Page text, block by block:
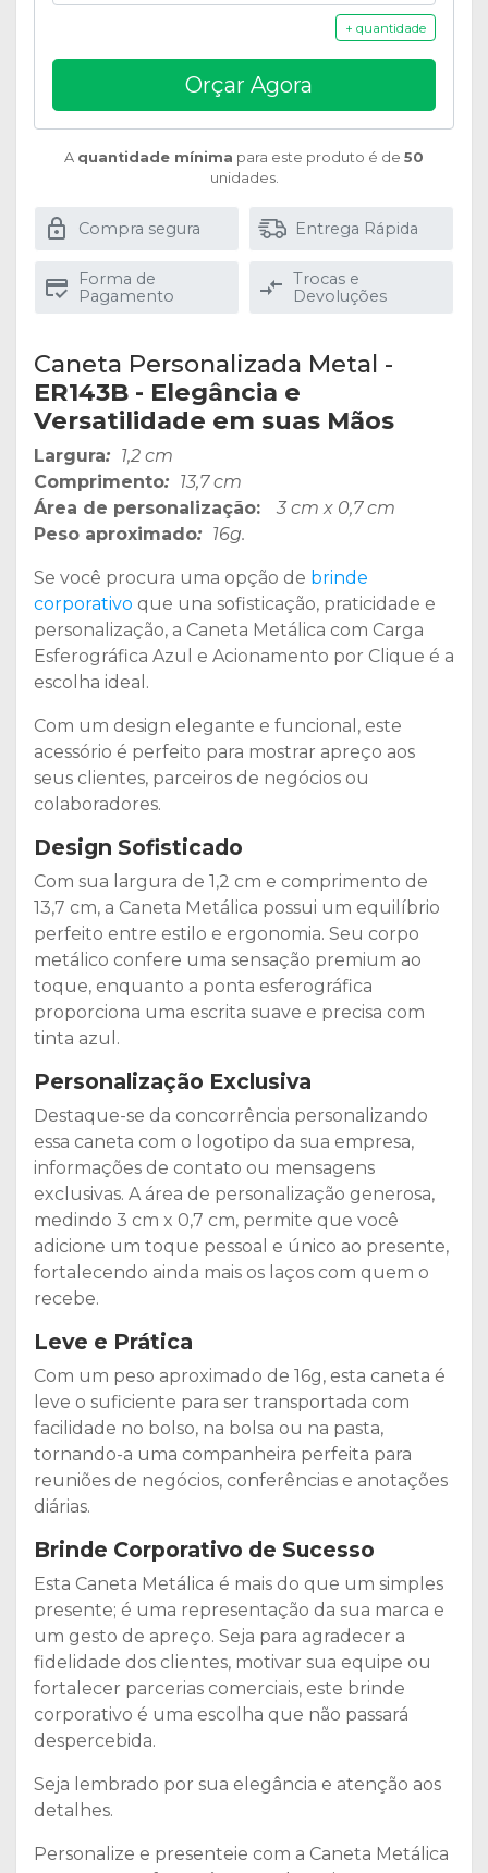
+ quantidade
Orçar Agora
A quantidade mínima para este produto é de 50
unidades.
Compra segura Entrega Rápida
Forma de
Pagamento
Trocas e
Devoluções
Caneta Personalizada Metal -
ER143B - Elegância e
Versatilidade em suas Mãos
Largura: 1,2 cm
Comprimento: 13,7 cm
Área de personalização:
3 cm x 0,7 cm
Peso aproximado: 16g.
Se você procura uma opção de brinde
corporativo que una sofisticação, praticidade e
personalização, a Caneta Metálica com Carga
Esferográfica Azul e Acionamento por Clique é a
escolha ideal.
Com um design elegante e funcional, este
acessório é perfeito para mostrar apreço aos
seus clientes, parceiros de negócios ou
colaboradores.
Design Sofisticado
Com sua largura de 1,2 cm e comprimento de
13,7 cm, a Caneta Metálica possui um equilíbrio
perfeito entre estilo e ergonomia. Seu corpo
metálico confere uma sensação premium ao
toque, enquanto a ponta esferográfica
proporciona uma escrita suave e precisa com
tinta azul.
Personalização Exclusiva
Destaque-se da concorrência personalizando
essa caneta com o logotipo da sua empresa,
informações de contato ou mensagens
exclusivas. A área de personalização generosa,
medindo 3 cm x 0,7 cm, permite que você
adicione um toque pessoal e único ao presente,
fortalecendo ainda mais os laços com quem o
recebe.
Leve e Prática
Com um peso aproximado de 16g, esta caneta é
leve o suficiente para ser transportada com
facilidade no bolso, na bolsa ou na pasta,
tornando-a uma companheira perfeita para
reuniões de negócios, conferências e anotações
diárias.
Brinde Corporativo de Sucesso
Esta Caneta Metálica é mais do que um simples
presente; é uma representação da sua marca e
um gesto de apreço. Seja para agradecer a
fidelidade dos clientes, motivar sua equipe ou
fortalecer parcerias comerciais, este brinde
corporativo é uma escolha que não passará
despercebida.
Seja lembrado por sua elegância e atenção aos
detalhes.
Personalize e presenteie com a Caneta Metálica